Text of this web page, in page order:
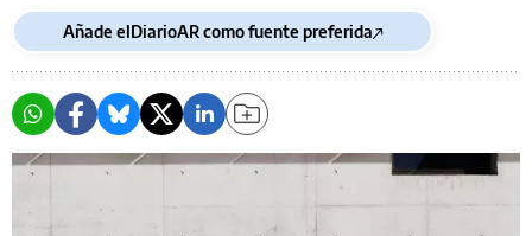
Añade elDiarioAR como fuente preferida